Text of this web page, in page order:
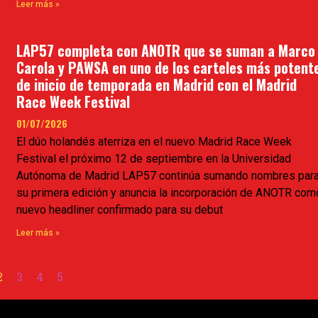
Leer más »
LAP57 completa con ANOTR que se suman a Marco
Carola y PAWSA en uno de los carteles más
de inicio de temporada en Madrid con el Madrid
Race Week Festival
01/07/2026
El dúo holandés aterriza en el nuevo Madrid Race Week
Festival el próximo 12 de septiembre en la Universidad
Autónoma de Madrid LAP57 continúa sumando nombres
su primera edición y anuncia la incorporación de ANOTR
nuevo headliner confirmado para su debut
Leer más »
3 4 5